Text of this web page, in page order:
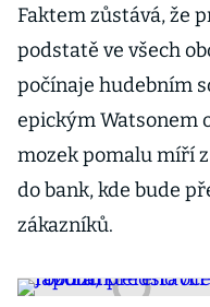
Faktem zůstává, že
podstatě ve všech
počínaje hudebním
epickým Watsonem
mozek pomalu míří
do bank, kde bude
zákazníků.